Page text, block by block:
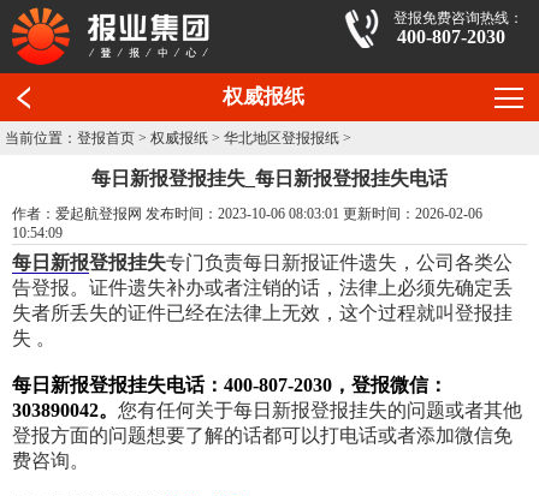
登报免费咨询热线：
400-807-2030
权威报纸
当前位置：登报首页 >权威报纸 >华北地区登报报纸 >
每日新报登报挂失_每日新报登报挂失电话
作者：爱起航登报网 发布时间：2023-10-06 08:03:01 更新时间：2026-02-06
10:54:09
每日新报登报挂失专门负责每日新报证件遗失，公司各类公
告登报。证件遗失补办或者注销的话，法律上必须先确定丢
失者所丢失的证件已经在法律上无效，这个过程就叫登报挂
失 。
每日新报登报挂失电话：400-807-2030，登报微信：
303890042。 您有任何关于每日新报登报挂失的问题或者其他
登报方面的问题想要了解的话都可以打电话或者添加微信免
费咨询。